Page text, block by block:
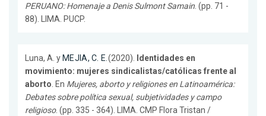
PERUANO: Homenaje a Denis Sulmont Samain. (pp. 71 -
88). LIMA. PUCP.
Luna, A. y MEJIA, C. E.(2020). Identidades en
movimiento: mujeres sindicalistas/católicas frente al
aborto. En Mujeres, aborto y religiones en Latinoamérica:
Debates sobre política sexual, subjetividades y campo
religioso. (pp. 335 - 364). LIMA. CMP Flora Tristan /